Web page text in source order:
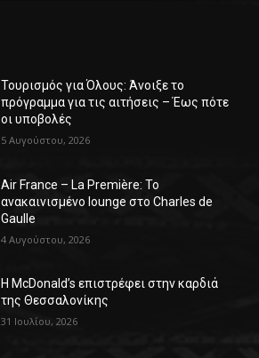
Τουρισμός για Όλους: Άνοιξε το
πρόγραμμα για τις αιτήσεις – Έως πότε
οι υποβολές
5 Αυγούστου, 2026
Air France – La Première: Το
ανακαινισμένο lounge στο Charles de
Gaulle
4 Αυγούστου, 2026
Η McDonald’s επιστρέφει στην καρδιά
της Θεσσαλονίκης
31 Ιουλίου, 2026